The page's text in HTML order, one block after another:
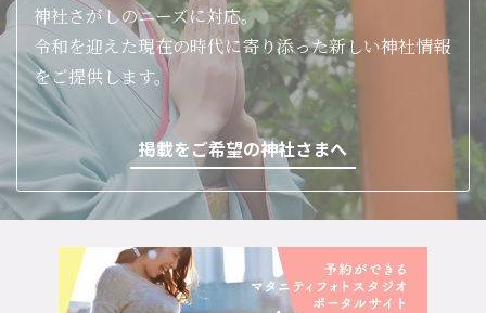
神社さがしのニーズに対応。
令和を迎えた現在の時代に寄り添った新しい神社情報
をご提供します。
掲載をご希望の神社さまへ